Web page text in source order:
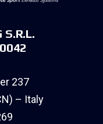
S.R.L.
237
– Italy